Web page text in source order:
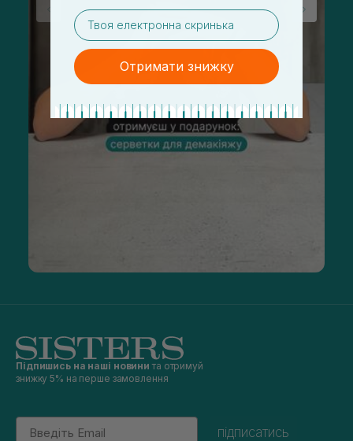
Підпишись на наші новини та отримуй
знижку 5% на перше замовлення
Email
підписатись
email
Отримати знижку